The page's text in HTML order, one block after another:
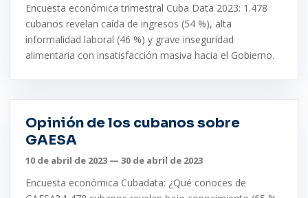
Encuesta económica trimestral Cuba Data 2023: 1.478
cubanos revelan caída de ingresos (54 %), alta
informalidad laboral (46 %) y grave inseguridad
alimentaria con insatisfacción masiva hacia el Gobierno.
Opinión de los cubanos sobre
GAESA
10 de abril de 2023 — 30 de abril de 2023
Encuesta económica Cubadata: ¿Qué conoces de